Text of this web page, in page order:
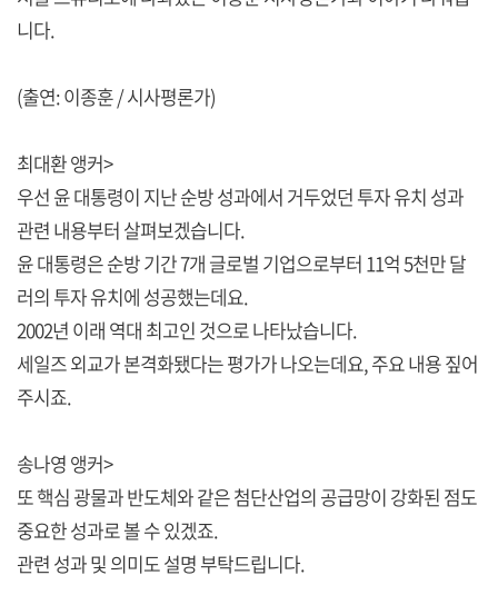
니다.
(출연: 이종훈 / 시사평론가)
최대환 앵커>
우선 윤 대통령이 지난 순방 성과에서 거두었던 투자 유치 성과
관련 내용부터 살펴보겠습니다.
윤 대통령은 순방 기간 7개 글로벌 기업으로부터 11억 5천만 달
러의 투자 유치에 성공했는데요.
2002년 이래 역대 최고인 것으로 나타났습니다.
세일즈 외교가 본격화됐다는 평가가 나오는데요, 주요 내용 짚어
주시죠.
송나영 앵커>
또 핵심 광물과 반도체와 같은 첨단산업의 공급망이 강화된 점도
중요한 성과로 볼 수 있겠죠.
관련 성과 및 의미도 설명 부탁드립니다.